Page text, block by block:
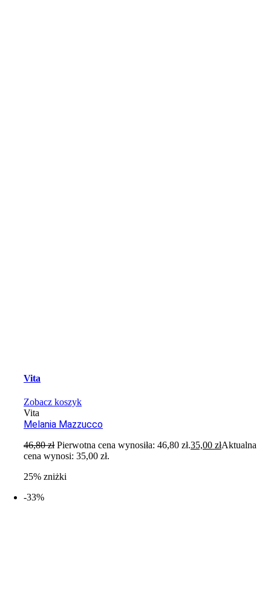
Vita
Zobacz koszyk
Vita
Melania Mazzucco
46,80zł Pierwotna cena wynosiła: 46,80 zł.35,00złAktualna
cena wynosi: 35,00 zł.
25% zniżki
-33%